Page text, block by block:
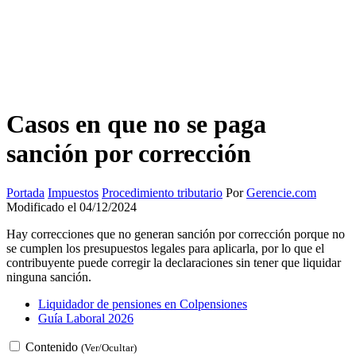
Casos en que no se paga
sanción por corrección
Portada Impuestos Procedimiento tributario PorGerencie.com
Modificado el 04/12/2024
Hay correcciones que no generan sanción por corrección porque no
se cumplen los presupuestos legales para aplicarla, por lo que el
contribuyente puede corregir la declaraciones sin tener que liquidar
ninguna sanción.
Liquidador de pensiones en Colpensiones
Guía Laboral 2026
Contenido (Ver/Ocultar)